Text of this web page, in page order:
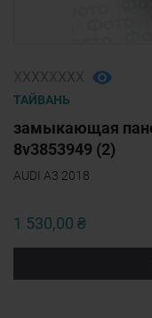
ТАЙВАНЬ
замыкающая
8v3853949 (2)
AUDI A3 2018
1 530,00 ₴